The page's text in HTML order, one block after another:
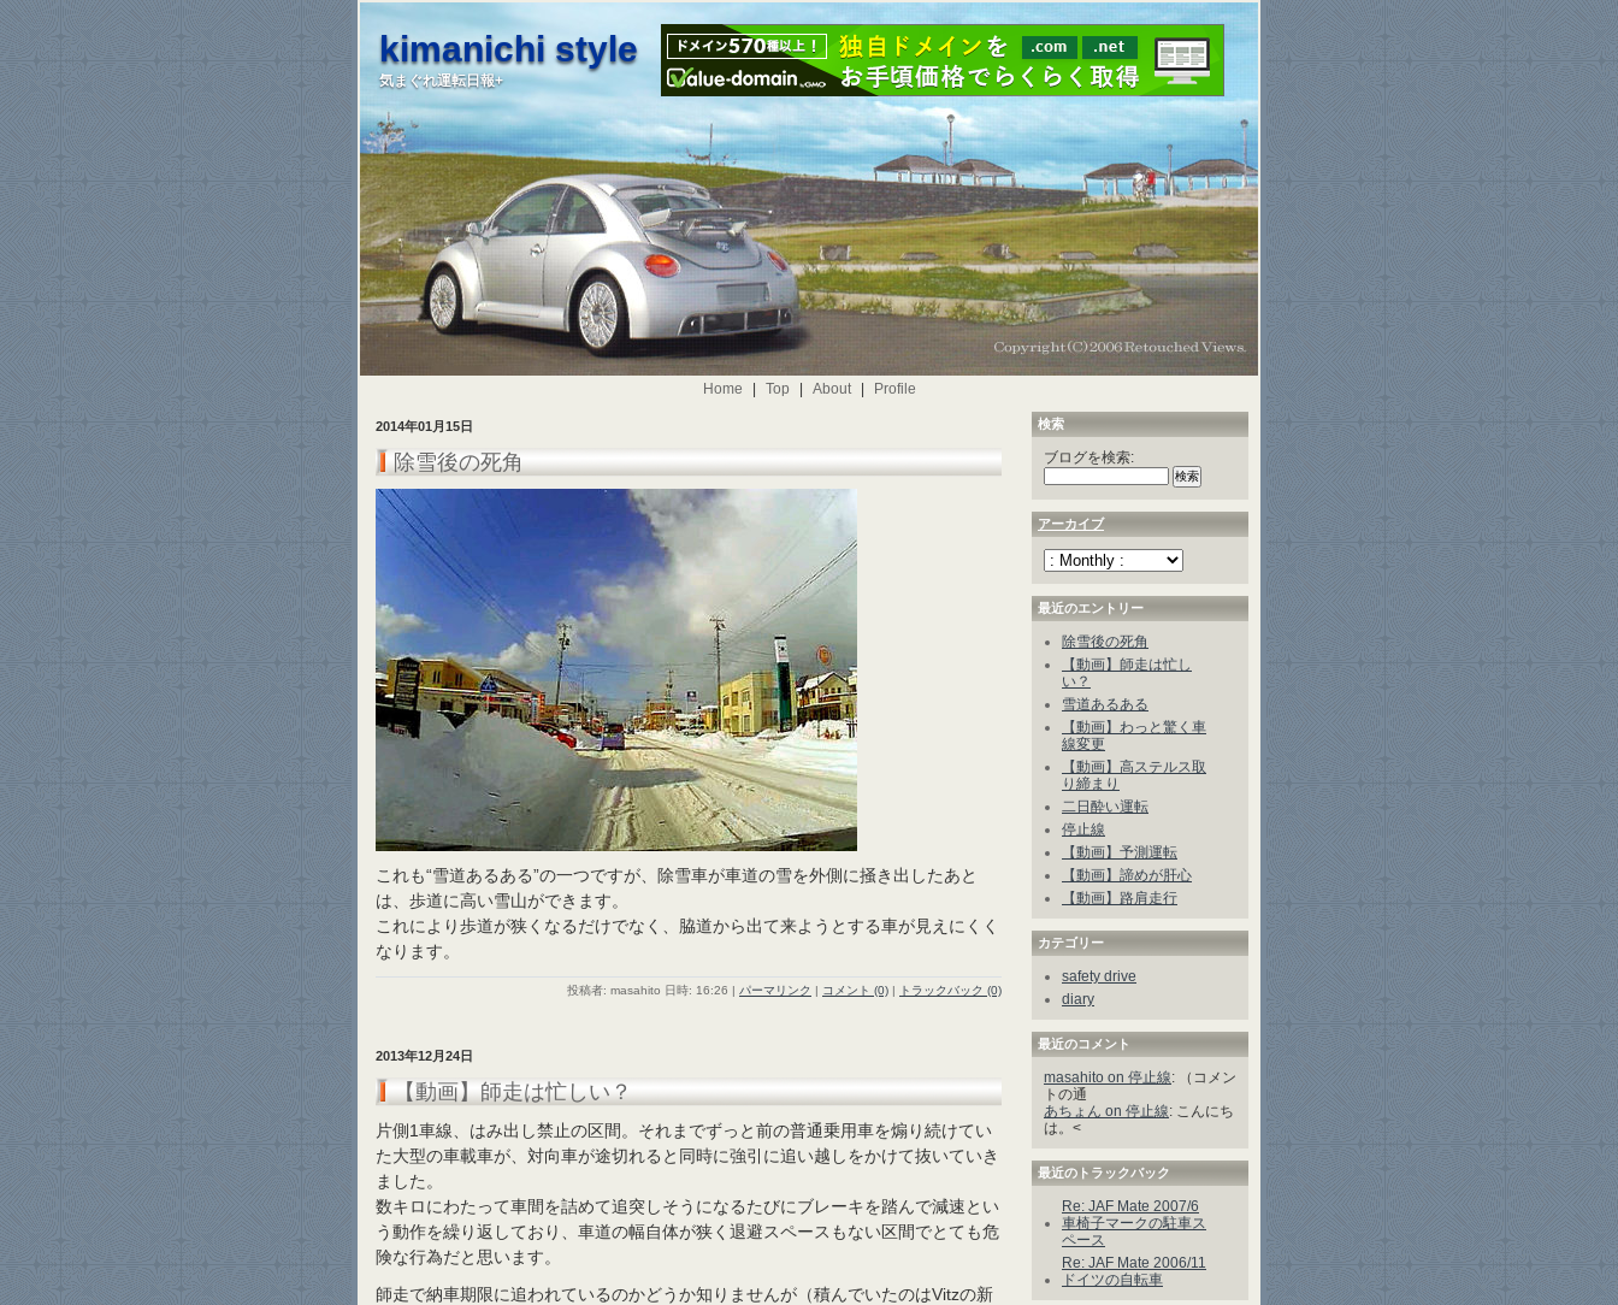
kimanichi style
気まぐれ運転日報+
Home Top About Profile
2014年01月15日
除雪後の死角
これも“雪道あるある”の一つですが、除雪車が車道の雪を外側に掻き出したあと
は、歩道に高い雪山ができます。
これにより歩道が狭くなるだけでなく、脇道から出て来ようとする車が見えにくく
なります。
投稿者: masahito 日時: 16:26 | パーマリンク | コメント (0) | トラックバック (0)
2013年12月24日
【動画】師走は忙しい？
片側1車線、はみ出し禁止の区間。それまでずっと前の普通乗用車を煽り続けてい
た大型の車載車が、対向車が途切れると同時に強引に追い越しをかけて抜いていき
ました。
数キロにわたって車間を詰めて追突しそうになるたびにブレーキを踏んで減速とい
う動作を繰り返しており、車道の幅自体が狭く退避スペースもない区間でとても危
険な行為だと思います。
師走で納車期限に追われているのかどうか知りませんが（積んでいたのはVitzの新
検索
ブログを検索:
アーカイブ
最近のエントリー
除雪後の死角
【動画】師走は忙し
い？
雪道あるある
【動画】わっと驚く車
線変更
【動画】高ステルス取
り締まり
二日酔い運転
停止線
【動画】予測運転
【動画】諦めが肝心
【動画】路肩走行
カテゴリー
safety drive
diary
最近のコメント
masahito on 停止線: （コメン
トの通
あちょん on 停止線: こんにち
は。<
最近のトラックバック
Re: JAF Mate 2007/6
車椅子マークの駐車ス
ペース
Re: JAF Mate 2006/11
ドイツの自転車